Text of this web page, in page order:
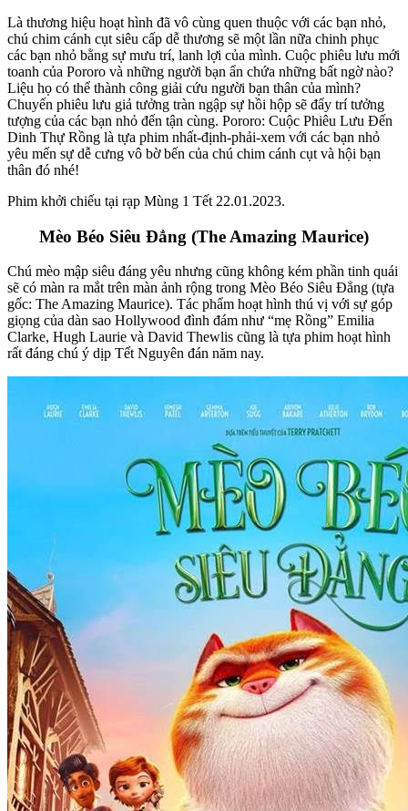
Là thương hiệu hoạt hình đã vô cùng quen thuộc với các bạn nhỏ,
chú chim cánh cụt siêu cấp dễ thương sẽ một lần nữa chinh phục
các bạn nhỏ bằng sự mưu trí, lanh lợi của mình. Cuộc phiêu lưu mới
toanh của Pororo và những người bạn ẩn chứa những bất ngờ nào?
Liệu họ có thể thành công giải cứu người bạn thân của mình?
Chuyến phiêu lưu giả tưởng tràn ngập sự hồi hộp sẽ đẩy trí tưởng
tượng của các bạn nhỏ đến tận cùng. Pororo: Cuộc Phiêu Lưu Đến
Dinh Thự Rồng là tựa phim nhất-định-phải-xem với các bạn nhỏ
yêu mến sự dễ cưng vô bờ bến của chú chim cánh cụt và hội bạn
thân đó nhé!
Phim khởi chiếu tại rạp Mùng 1 Tết 22.01.2023.
Mèo Béo Siêu Đẳng (The Amazing Maurice)
Chú mèo mập siêu đáng yêu nhưng cũng không kém phần tinh quái
sẽ có màn ra mắt trên màn ảnh rộng trong Mèo Béo Siêu Đẳng (tựa
gốc: The Amazing Maurice). Tác phẩm hoạt hình thú vị với sự góp
giọng của dàn sao Hollywood đình đám như “mẹ Rồng” Emilia
Clarke, Hugh Laurie và David Thewlis cũng là tựa phim hoạt hình
rất đáng chú ý dịp Tết Nguyên đán năm nay.